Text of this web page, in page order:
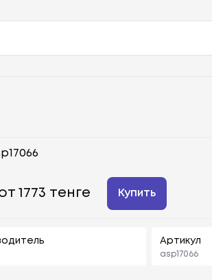
1773 тенге Купить
Артикул
asp17066